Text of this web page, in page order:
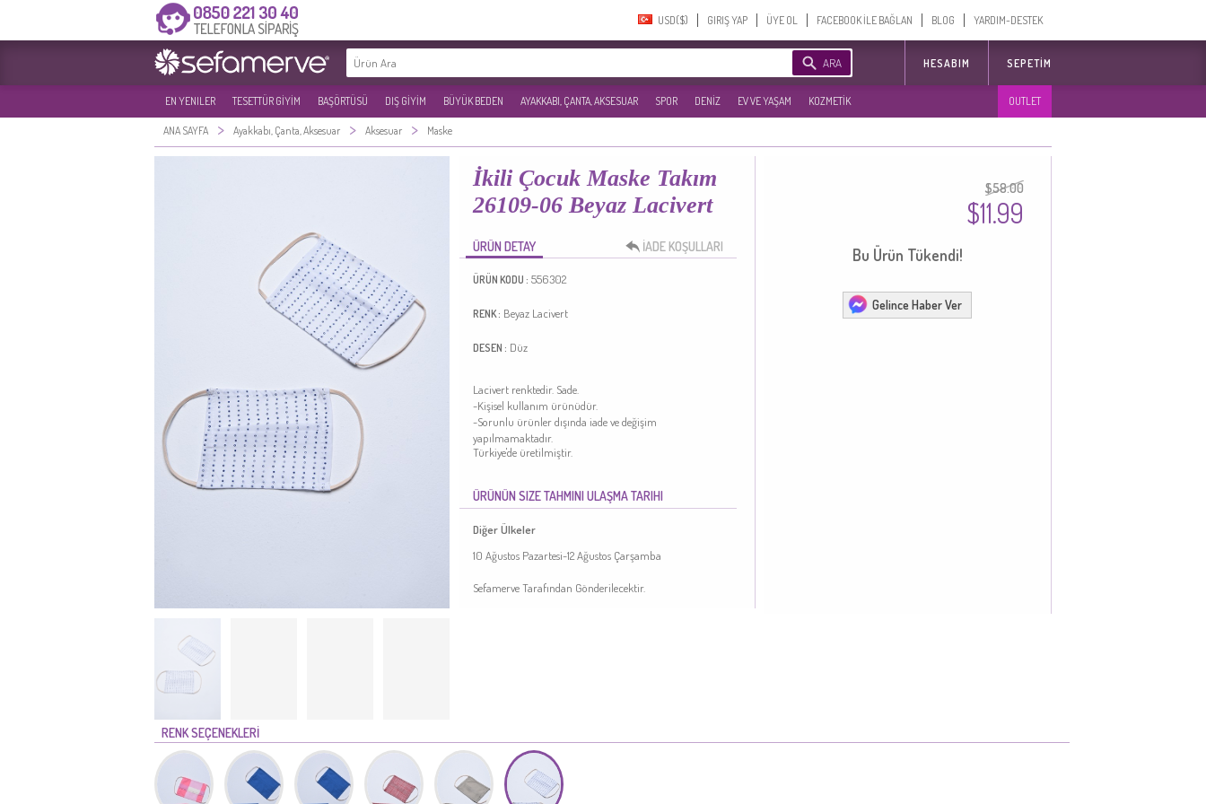
USD($)‎ GIRIŞ YAP ÜYE OL FACEBOOK İLE BAĞLAN BLOG YARDIM-DESTEK
ARA HESABIM SEPETIM
EN YENILER TESETTÜR GİYİM BAŞÖRTÜSÜ DIŞ GİYİM BÜYÜK BEDEN AYAKKABI, ÇANTA, AKSESUAR SPOR DENİZ EV VE YAŞAM KOZMETİK OUTLET
ANA SAYFA > Ayakkabı, Çanta, Aksesuar > Aksesuar > Maske
İkili Çocuk Maske Takım
26109-06 Beyaz Lacivert
ÜRÜN DETAY İADE KOŞULLARI
ÜRÜN KODU : 556302
RENK : Beyaz Lacivert
DESEN : Düz
Lacivert renktedir. Sade.
-Kişisel kullanım ürünüdür.
-Sorunlu ürünler dışında iade ve değişim
yapılmamaktadır.
Türkiye'de üretilmiştir.
ÜRÜNÜN SIZE TAHMINI ULAŞMA TARIHI
Diğer Ülkeler
10 Ağustos Pazartesi-12 Ağustos Çarşamba
Sefamerve Tarafından Gönderilecektir.
$58.00
$11.99
Bu Ürün Tükendi!
Gelince Haber Ver
RENK SEÇENEKLERİ